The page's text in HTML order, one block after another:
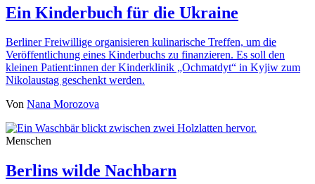
Ein Kinderbuch für die Ukraine
Berliner Freiwillige organisieren kulinarische Treffen, um die
Veröffentlichung eines Kinderbuchs zu finanzieren. Es soll den
kleinen Patient:innen der Kinderklinik „Ochmatdyt“ in Kyjiw zum
Nikolaustag geschenkt werden.
Von Nana Morozova
Menschen
Berlins wilde Nachbarn